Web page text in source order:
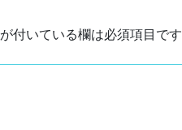
が付いている欄は必須項目です